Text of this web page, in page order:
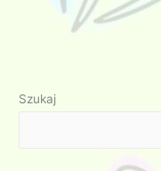
Szukaj